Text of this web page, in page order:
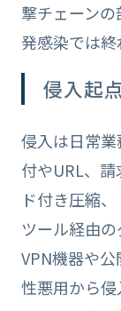
撃チェーンの
発感染では終
侵入起
侵入は日常
付やURL、
ド付き圧縮
ツール経由の
VPN機器や
性悪用から